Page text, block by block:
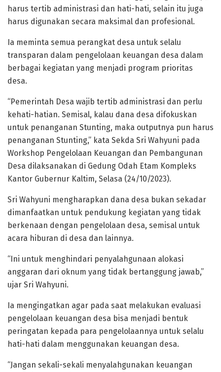
harus tertib administrasi dan hati-hati, selain itu juga
harus digunakan secara maksimal dan profesional.
Ia meminta semua perangkat desa untuk selalu
transparan dalam pengelolaan keuangan desa dalam
berbagai kegiatan yang menjadi program prioritas
desa.
“Pemerintah Desa wajib tertib administrasi dan perlu
kehati-hatian. Semisal, kalau dana desa difokuskan
untuk penanganan Stunting, maka outputnya pun harus
penanganan Stunting,” kata Sekda Sri Wahyuni pada
Workshop Pengelolaan Keuangan dan Pembangunan
Desa dilaksanakan di Gedung Odah Etam Kompleks
Kantor Gubernur Kaltim, Selasa (24/10/2023).
Sri Wahyuni mengharapkan dana desa bukan sekadar
dimanfaatkan untuk pendukung kegiatan yang tidak
berkenaan dengan pengelolaan desa, semisal untuk
acara hiburan di desa dan lainnya.
“Ini untuk menghindari penyalahgunaan alokasi
anggaran dari oknum yang tidak bertanggung jawab,”
ujar Sri Wahyuni.
Ia mengingatkan agar pada saat melakukan evaluasi
pengelolaan keuangan desa bisa menjadi bentuk
peringatan kepada para pengelolaannya untuk selalu
hati-hati dalam menggunakan keuangan desa.
“Jangan sekali-sekali menyalahgunakan keuangan